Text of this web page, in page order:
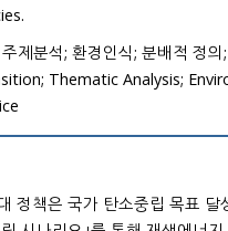
제분석; 환경인식; 분배적 정의
Thematic Analysis;
정책은 국가 탄소중립 목표 달